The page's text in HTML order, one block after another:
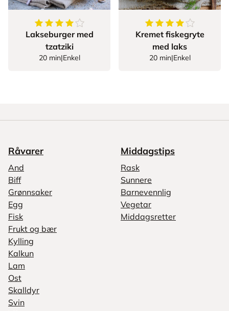
4.75av 5stjerner
Lakseburger med
tzatziki
20 min|Enkel
4.1875av5stjerner
Kremet fiskegryte
med laks
20 min|Enkel
Råvarer
And
Biff
Grønnsaker
Egg
Fisk
Frukt og bær
Kylling
Kalkun
Lam
Ost
Skalldyr
Svin
Middagstips
Rask
Sunnere
Barnevennlig
Vegetar
Middagsretter